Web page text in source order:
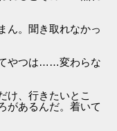
ん。聞き取れなかっ
やつは……変わらな
け、行きたいとこ
があるんだ。着いて